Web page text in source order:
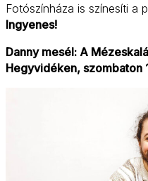
Fotószínháza is színesíti a
Ingyenes!
Danny mesél: A
Hegyvidéken, szombaton